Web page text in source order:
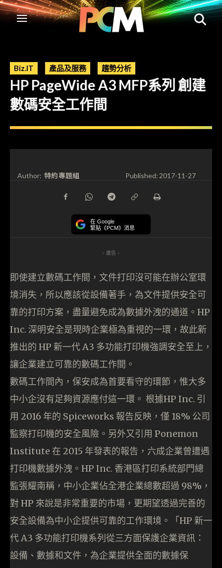
Biz.IT 產品及服務 趨勢分析
HP PageWide A3 MFP系列 創建
數碼安全工作間
Author: 特約專題組 Published:2017-11-27
在 Google
緊貼《PCM》消息
- 廣告 -
即使建立數碼工作間，文件打印沒可能在辦公室環
境消失，所以應該從設備著手，為文件提供安全可
靠的打印方案，盡量避免成為數據外洩的通道。HP
Inc. 深明安全是現時企業極為重視的一環，故此新
推出的 HP 新一代 A3 多功能打印機強調安全至上，
讓企業建立可靠的數碼工作間。
數碼工作間內，保安成為首要看守的環節，惟大多
中小企沒有足夠資源應付這一環。 根據HP Inc. 引
用 2016 年的 Spiceworks 報告反映，僅 18% 公司
監察打印機的安全風險。另外又引用 Ponemon
Institute 在 2015 年發表的報告，六成企業曾遭遇
打印機數據外洩。HP Inc. 香港區打印系統部門總
監張耀南稱，中小企業佔全港企業總數超過 98%，
對 HP 來說是非常重要的市場，更期望透過完善的
安全設備為中小企提供可靠的工作環境。「HP 新一
代 A3 多功能打印機系列從三方面保護企業資訊：
設備、數據和文件，為企業提供全面的數據保